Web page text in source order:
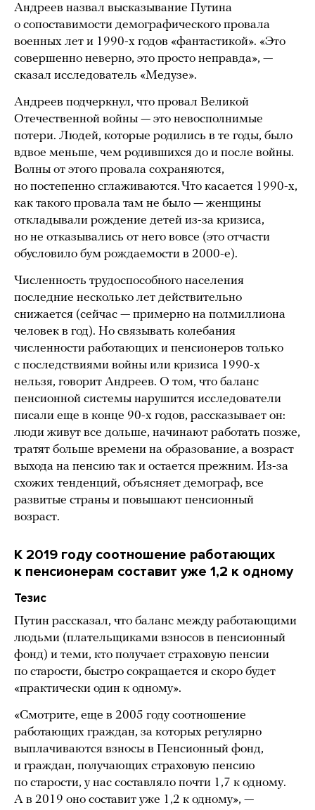
Андреев назвал высказывание Путина
о сопоставимости демографического провала
военных лет и 1990-х годов «фантастикой». «Это
совершенно неверно, это просто неправда», —
сказал исследователь «Медузе».
Андреев подчеркнул, что провал Великой
Отечественной войны — это невосполнимые
потери. Людей, которые родились в те годы, было
вдвое меньше, чем родившихся до и после войны.
Волны от этого провала сохраняются,
но постепенно сглаживаются. Что касается 1990-х,
как такого провала там не было — женщины
откладывали рождение детей из-за кризиса,
но не отказывались от него вовсе (это отчасти
обусловило бум рождаемости в 2000-е).
Численность трудоспособного населения
последние несколько лет действительно
снижается (сейчас — примерно на полмиллиона
человек в год). Но связывать колебания
численности работающих и пенсионеров только
с последствиями войны или кризиса 1990-х
нельзя, говорит Андреев. О том, что баланс
пенсионной системы нарушится исследователи
писали еще в конце 90-х годов, рассказывает он:
люди живут все дольше, начинают работать позже,
тратят больше времени на образование, а возраст
выхода на пенсию так и остается прежним. Из-за
схожих тенденций, объясняет демограф, все
развитые страны и повышают пенсионный
возраст.
К 2019 году соотношение работающих
к пенсионерам составит уже 1,2 к одному
Тезис
Путин рассказал, что баланс между работающими
людьми (плательщиками взносов в пенсионный
фонд) и теми, кто получает страховую пенсии
по старости, быстро сокращается и скоро будет
«практически один к одному».
«Смотрите, еще в 2005 году соотношение
работающих граждан, за которых регулярно
выплачиваются взносы в Пенсионный фонд,
и граждан, получающих страховую пенсию
по старости, у нас составляло почти 1,7 к одному.
А в 2019 оно составит уже 1,2 к одному», —